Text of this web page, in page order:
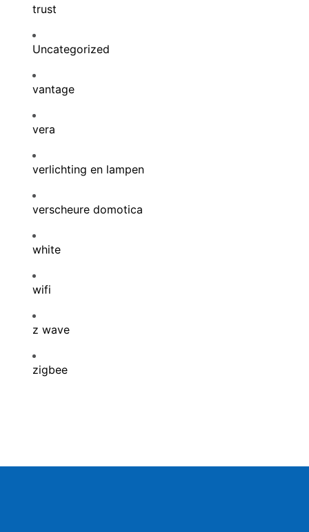
trust
Uncategorized
vantage
vera
verlichting en lampen
verscheure domotica
white
wifi
z wave
zigbee